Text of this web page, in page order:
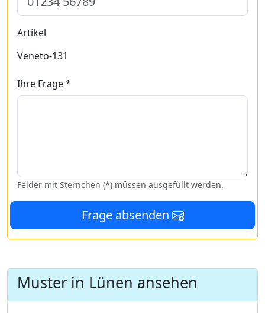
Artikel
Veneto-131
Ihre Frage *
Felder mit Sternchen (*) müssen ausgefüllt werden.
Frage absenden
Muster in Lünen ansehen